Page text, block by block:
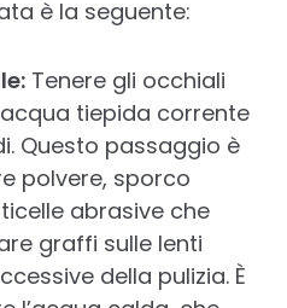
è la seguente:
Tenere gli occhiali
tiepida corrente
Questo passaggio è
polvere, sporco
abrasive che
graffi sulle lenti
della pulizia. È